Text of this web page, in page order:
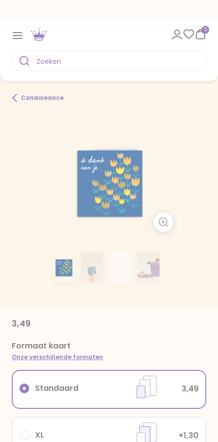
0
Condoleance
3,49
Formaat kaart
Onze verschillende formaten
XL +1,30
Standaard 3,49